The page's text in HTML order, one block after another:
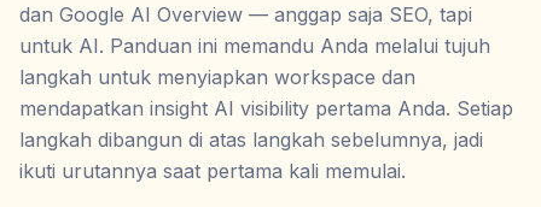
dan Google AI Overview — anggap saja SEO, tapi
untuk AI. Panduan ini memandu Anda melalui tujuh
langkah untuk menyiapkan workspace dan
mendapatkan insight AI visibility pertama Anda. Setiap
langkah dibangun di atas langkah sebelumnya, jadi
ikuti urutannya saat pertama kali memulai.